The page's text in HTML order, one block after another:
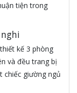
tiện trong
kế 3 phòng
và đều trang bị
chiếc giường ngủ